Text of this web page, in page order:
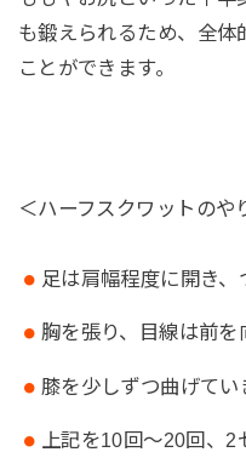
も鍛えられるため、全体
ことができます。
＜ハーフスクワットのや
足は肩幅程度に開き
胸を張り、目線は前を
膝を少しずつ曲げて
上記を10回～20回、